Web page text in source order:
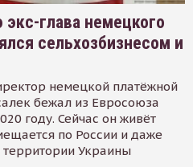
глава немецкого
сельхозбизнесом и
немецкой платёжной
бежал из Евросоюза
году. Сейчас он живёт
по России и даже
Украины